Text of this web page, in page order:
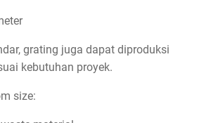
grating juga dapat diproduksi
kebutuhan proyek.
size: